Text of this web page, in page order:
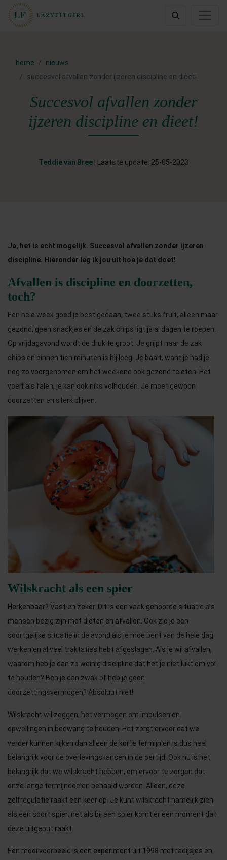
home
nieuws
succesvol afvallen zonder ijzeren discipline en dieet!
Succesvol afvallen zonder
ijzeren discipline en dieet!
Teddie van Bree | Laatste update: 25-05-2023
Ja, het is echt mogelijk. Succesvol afvallen zonder ijzeren
discipline. Hieronder leg ik jou uit hoe je dat doet!
Afvallen is discipline en doorzetten,
toch?
Een hele week goed je best gedaan, twee stuks fruit, alleen maar
gezond, geen snackjes en de zak chips ligt je al dagen te roepen.
Op vrijdagavond wordt de druk te groot. Je grijpt naar de zak
chips en binnen tien minuten is hij leeg. Je baalt, want je had je
nog zo voorgenomen om het weekend ook gezond te eten! Het
voelt als falen, je kan ook niks volhouden. Je moet gewoon
doorzetten en sterk blijven.
Wilskracht als een spier
Herkenbaar? Vast en zeker. Dit is een vaak gehoorde situatie als
mensen bezig zijn met diëten en afvallen. Ook zie je een
soortgelijke situatie in de avond als je moe bent van de hele dag
werken en al veel traktaties hebt afgeslagen. Als je wil afvallen,
waarom heb je dan zo weinig discipline dat het je niet lukt om vol
te houden? Ben je dan zwak of heb je geen
doorzettingsvermogen? Absoluut niet!
Wilskracht wil zeggen; het vermogen om impulsen en
opwellingen in bedwang te houden. Het zorgt ervoor dat we
verder kunnen kijken dan alleen de korte termijn en is dus heel
belangrijk voor de overlevingskansen in de oertijd. Ook nu is het
belangrijk dat we wilskracht hebben, om ervoor te zorgen dat
onze lange termijndoelen behaald worden. Alleen, deze
zelfregulatie raakt een keer op. Je kunt wilskracht namelijk zien
als een soort spier; net als bij een spier komt er een moment dat
deze uitgeput raakt.
Een mooi voorbeeld is een experiment uit 1998 met radijsjes en